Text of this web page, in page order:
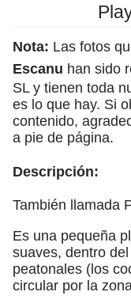
Nota: Las fotos
Escanu han sido
SL y tienen toda
es lo que hay. Si
contenido,
a pie de página.
Descripción:
También llamada
Es una pequeña
suaves, dentro
peatonales (los
circular por la